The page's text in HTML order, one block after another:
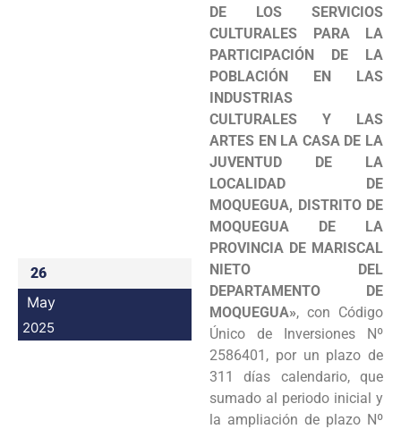
26
May
2025
DE LOS SERVICIOS
CULTURALES PARA LA
PARTICIPACIÓN DE LA
POBLACIÓN EN LAS
INDUSTRIAS
CULTURALES Y LAS
ARTES EN LA CASA DE LA
JUVENTUD DE LA
LOCALIDAD DE
MOQUEGUA, DISTRITO DE
MOQUEGUA DE LA
PROVINCIA DE MARISCAL
NIETO DEL
DEPARTAMENTO DE
MOQUEGUA», con Código
Único de Inversiones Nº
2586401, por un plazo de
311 días calendario, que
sumado al periodo inicial y
la ampliación de plazo Nº